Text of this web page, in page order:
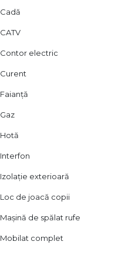
Cadă
CATV
Contor electric
Curent
Faianță
Gaz
Hotă
Interfon
Izolație exterioară
Loc de joacă copii
Mașină de spălat rufe
Mobilat complet